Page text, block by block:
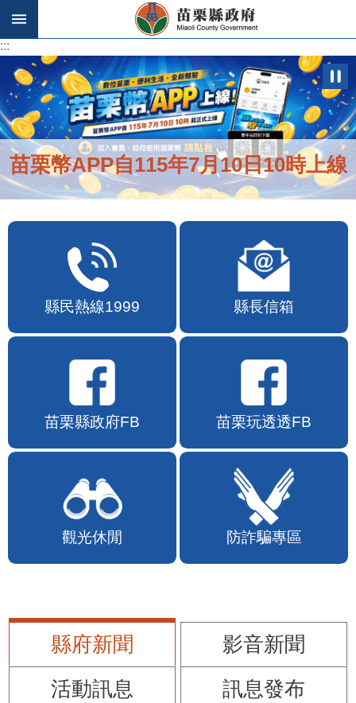
跳到主要內容區塊
:::
苗栗幣APP自115年7月10日10時上線
縣民熱線1999 縣長信箱
苗栗縣政府FB 苗栗玩透透FB
觀光休閒 防詐騙專區
縣府新聞
影音新聞
活動訊息
訊息發布